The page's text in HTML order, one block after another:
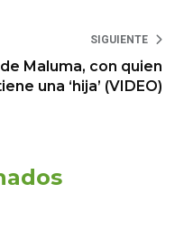
SIGUIENTE
Maluma, con quien
una ‘hija’ (VIDEO)